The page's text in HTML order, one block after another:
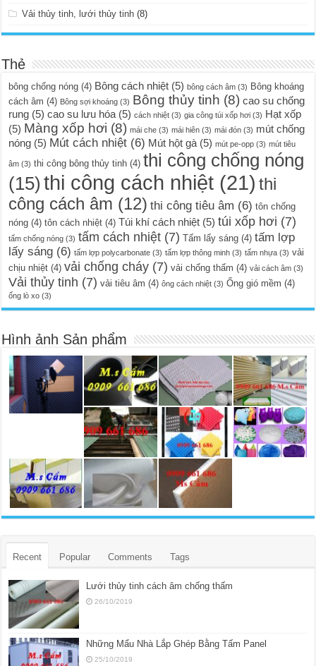
Vải thủy tinh, lưới thủy tinh (8)
Thẻ
bông chống nóng (4) Bông cách nhiệt (5) bông cách âm (3) Bông khoáng
cách âm (4) Bông sợi khoáng (3) Bông thủy tinh (8) cao su chống
rung (5) cao su lưu hóa (5) cách nhiệt (3) gia công túi xốp hơi (3) Hạt xốp
(5) Màng xốp hơi (8) mái che (3) mái hiên (3) mái đón (3) mút chống
nóng (5) Mút cách nhiệt (6) Mút hột gà (5) mút pe-opp (3) mút tiêu
âm (3) thi công bông thủy tinh (4) thi công chống nóng
(15) thi công cách nhiệt (21) thi
công cách âm (12) thi công tiêu âm (6) tôn chống
nóng (4) tôn cách nhiệt (4) Túi khí cách nhiệt (5) túi xốp hơi (7)
tấm chống nóng (3) tấm cách nhiệt (7) Tấm lấy sáng (4) tấm lợp
lấy sáng (6) tấm lợp polycarbonate (3) tấm lợp thông minh (3) tấm nhựa (3) vải
chịu nhiệt (4) vải chống cháy (7) vải chống thấm (4) vải cách âm (3)
Vải thủy tinh (7) vải tiêu âm (4) ông cách nhiệt (3) Ống gió mềm (4)
ống lò xo (3)
Hình ảnh Sản phẩm
Recent Popular Comments Tags
Lưới thủy tinh cách âm chống thấm
26/10/2019
Những Mẩu Nhà Lắp Ghép Bằng Tấm Panel
25/10/2019